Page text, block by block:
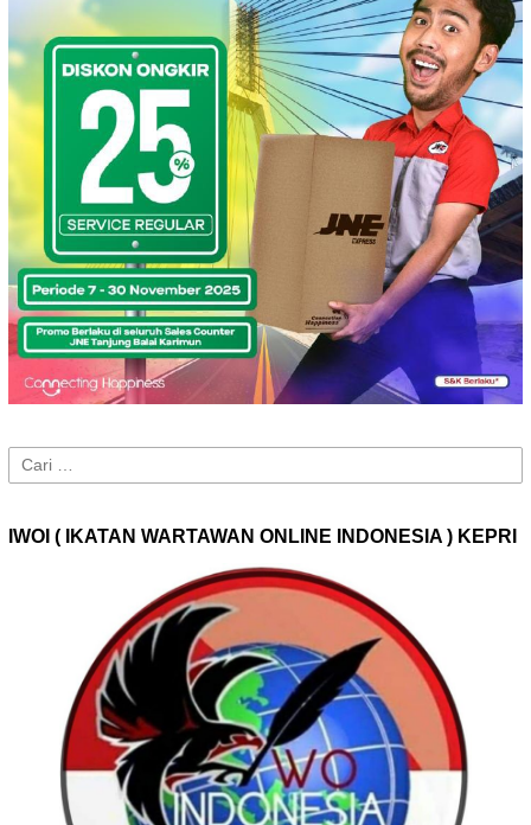
Cari
untuk:
IWOI ( IKATAN WARTAWAN ONLINE INDONESIA ) KEPRI